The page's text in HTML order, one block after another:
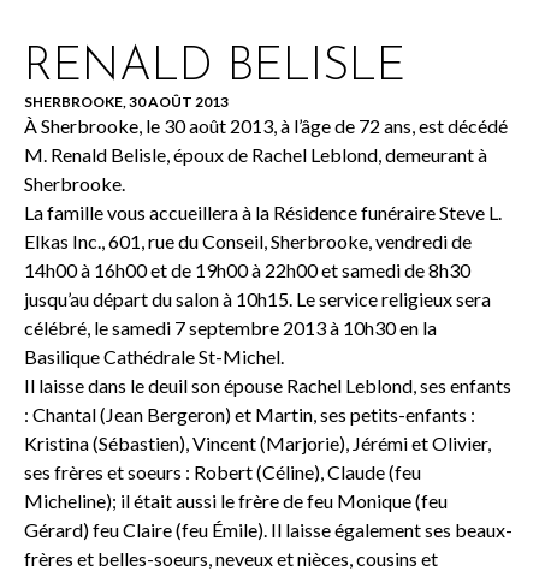
RENALD BELISLE
SHERBROOKE, 30 AOÛT 2013
À Sherbrooke, le 30 août 2013, à l’âge de 72 ans, est décédé
M. Renald Belisle, époux de Rachel Leblond, demeurant à
Sherbrooke.
La famille vous accueillera à la Résidence funéraire Steve L.
Elkas Inc., 601, rue du Conseil, Sherbrooke, vendredi de
14h00 à 16h00 et de 19h00 à 22h00 et samedi de 8h30
jusqu’au départ du salon à 10h15. Le service religieux sera
célébré, le samedi 7 septembre 2013 à 10h30 en la
Basilique Cathédrale St-Michel.
Il laisse dans le deuil son épouse Rachel Leblond, ses enfants
: Chantal (Jean Bergeron) et Martin, ses petits-enfants :
Kristina (Sébastien), Vincent (Marjorie), Jérémi et Olivier,
ses frères et soeurs : Robert (Céline), Claude (feu
Micheline); il était aussi le frère de feu Monique (feu
Gérard) feu Claire (feu Émile). Il laisse également ses beaux-
frères et belles-soeurs, neveux et nièces, cousins et